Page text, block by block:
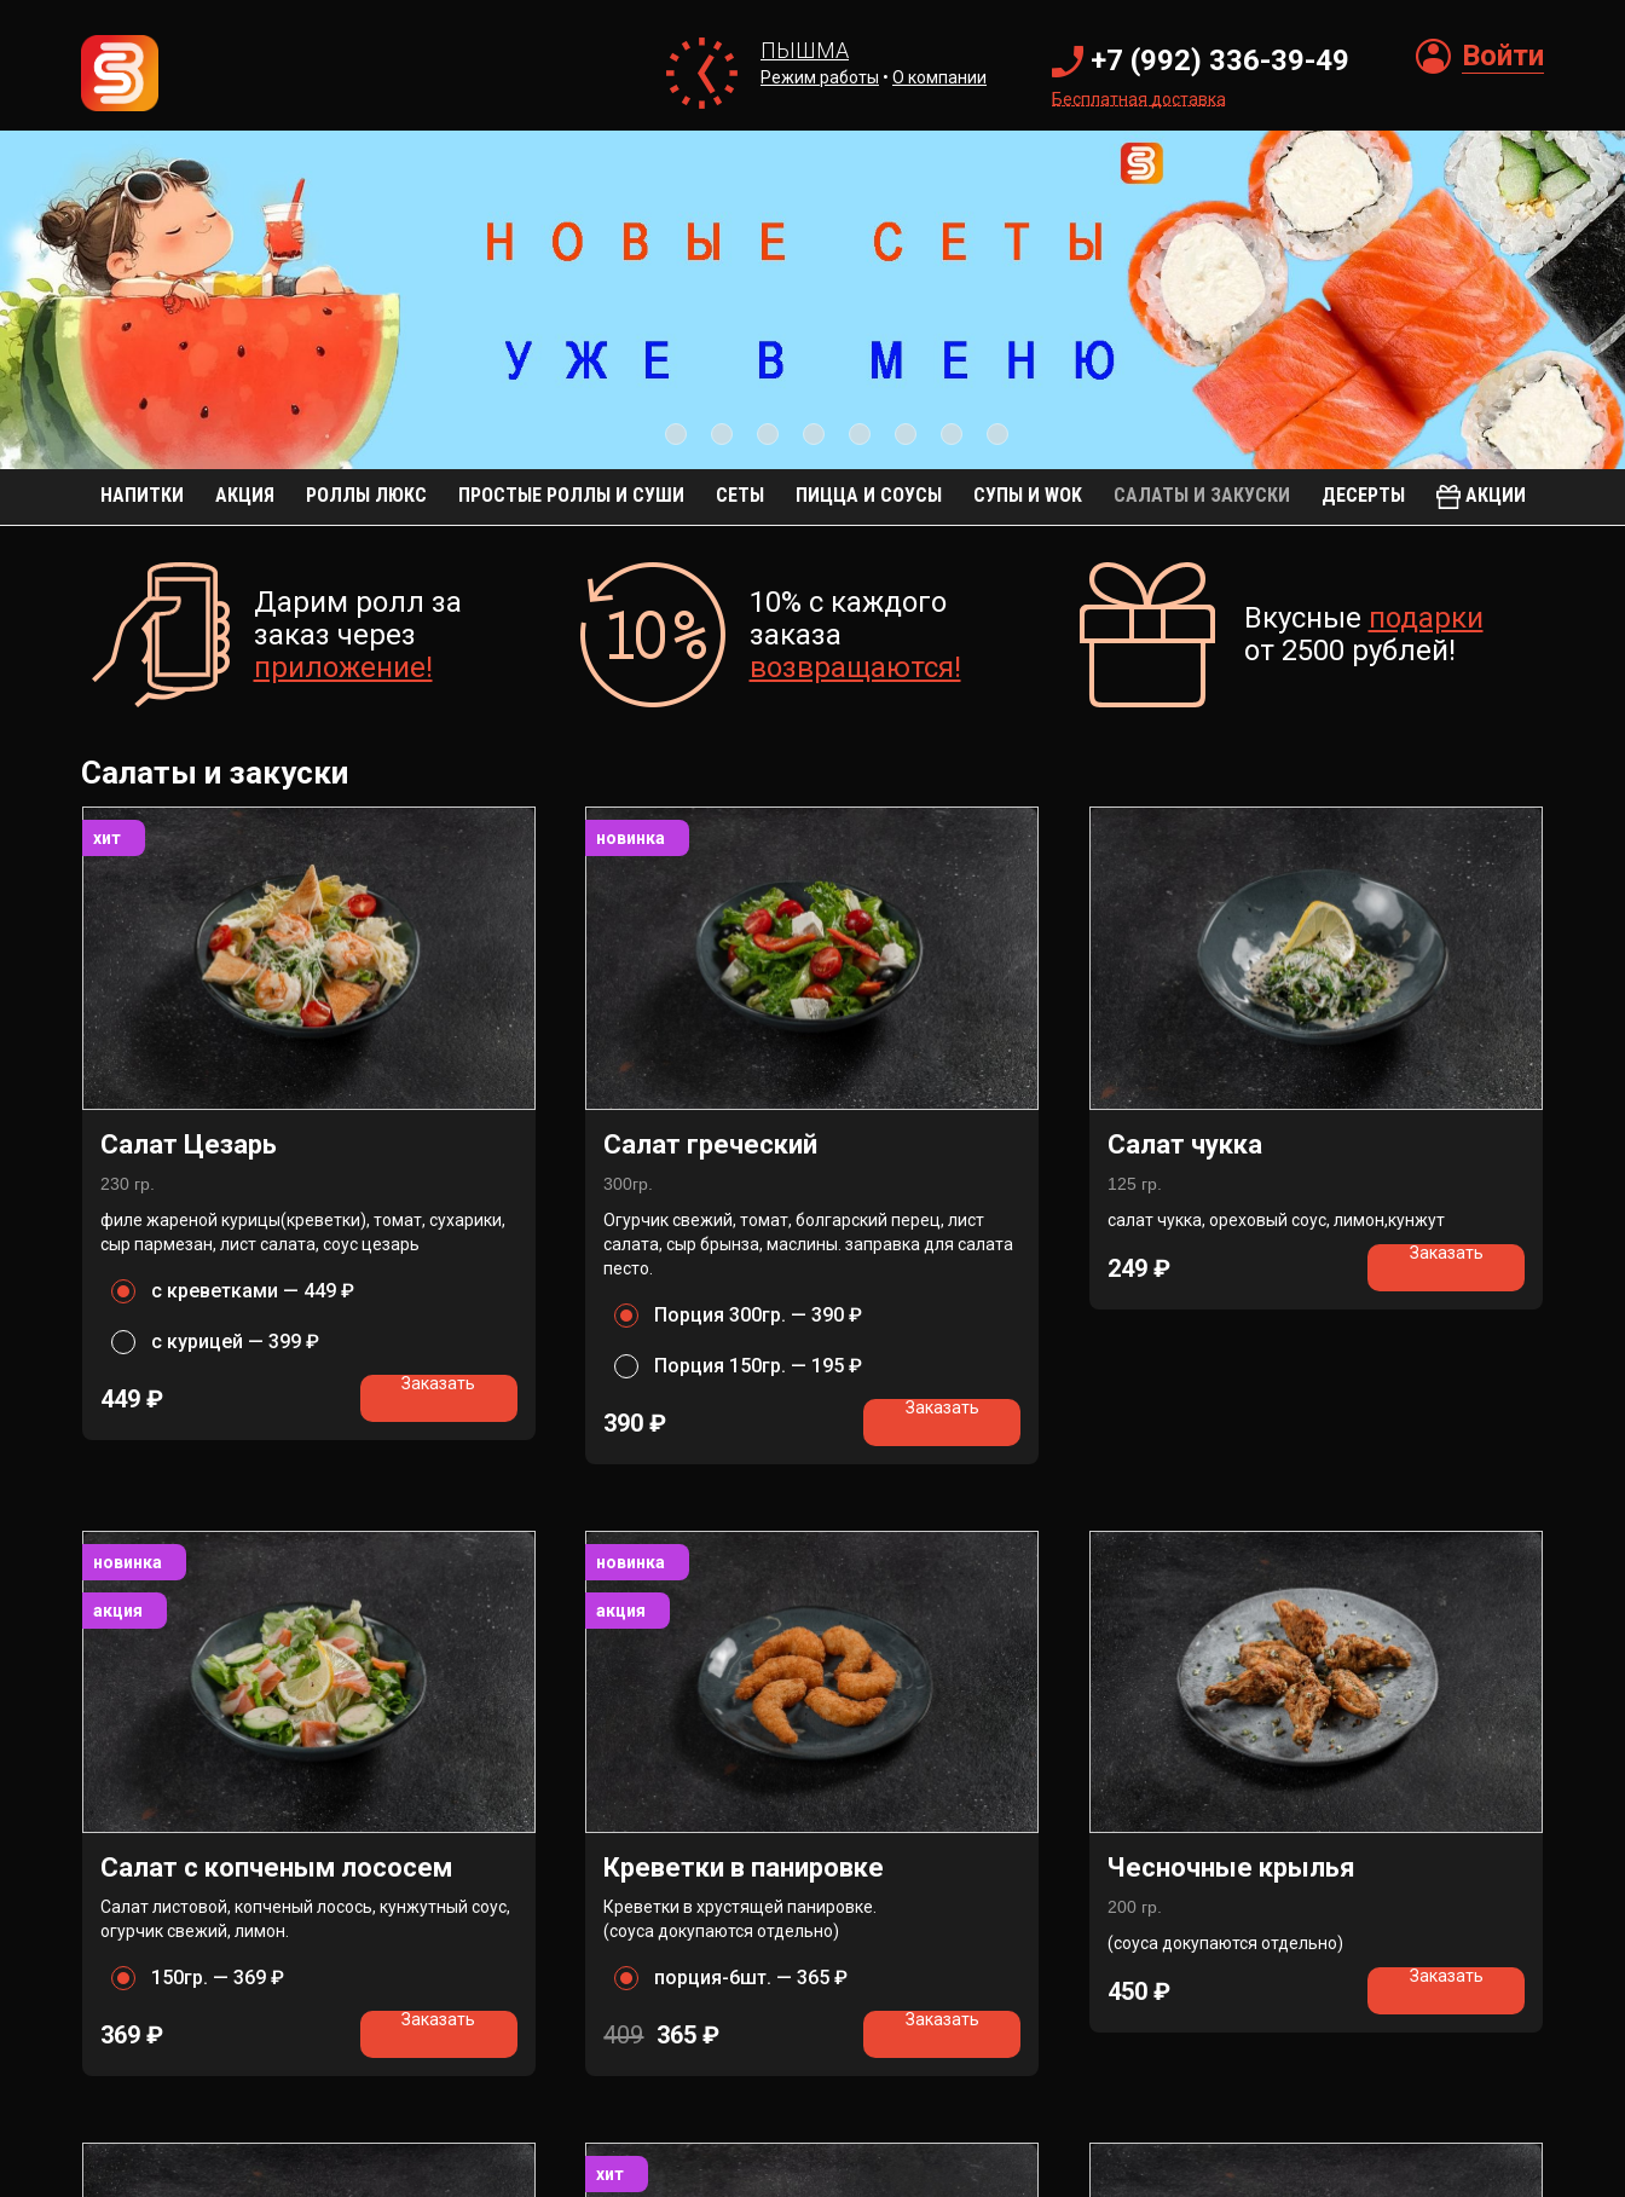
ПЫШМА
Режим работы • О компании +7 (992) 336-39-49
Бесплатная доставка
Войти
НАПИТКИ АКЦИЯ РОЛЛЫ ЛЮКС ПРОСТЫЕ РОЛЛЫ И СУШИ СЕТЫ ПИЦЦА И СОУСЫ СУПЫ И WOK САЛАТЫ И ЗАКУСКИ ДЕСЕРТЫ АКЦИИ
Дарим ролл за
заказ через
приложение!
10% с каждого
заказа
возвращаются!
Вкусные подарки
от 2500 рублей!
Салаты и закуски
Салат Цезарь
230 гр.
филе жареной курицы(креветки), томат, сухарики,
сыр пармезан, лист салата, соус цезарь
с креветками — 449 ₽
с курицей — 399 ₽
449₽
Заказать
хит
Салат греческий
300гр.
Огурчик свежий, томат, болгарский перец, лист
салата, сыр брынза, маслины. заправка для салата
песто.
Порция 300гр. —390 ₽
Порция 150гр. — 195 ₽
390 ₽
Заказать
новинка
Салат чукка
125 гр.
салат чукка, ореховый соус, лимон,кунжут
249 ₽
Заказать
Салат с копченым лососем
Салат листовой, копченый лосось, кунжутный соус,
огурчик свежий, лимон.
150гр. — 369 ₽
369₽
Заказать
новинка
акция
Креветки в панировке
Креветки в хрустящей панировке.
(соуса докупаются отдельно)
порция-6шт. —365 ₽
409 365 ₽
Заказать
новинка
акция
Чесночные крылья
200 гр.
(соуса докупаются отдельно)
450 ₽
Заказать
хит